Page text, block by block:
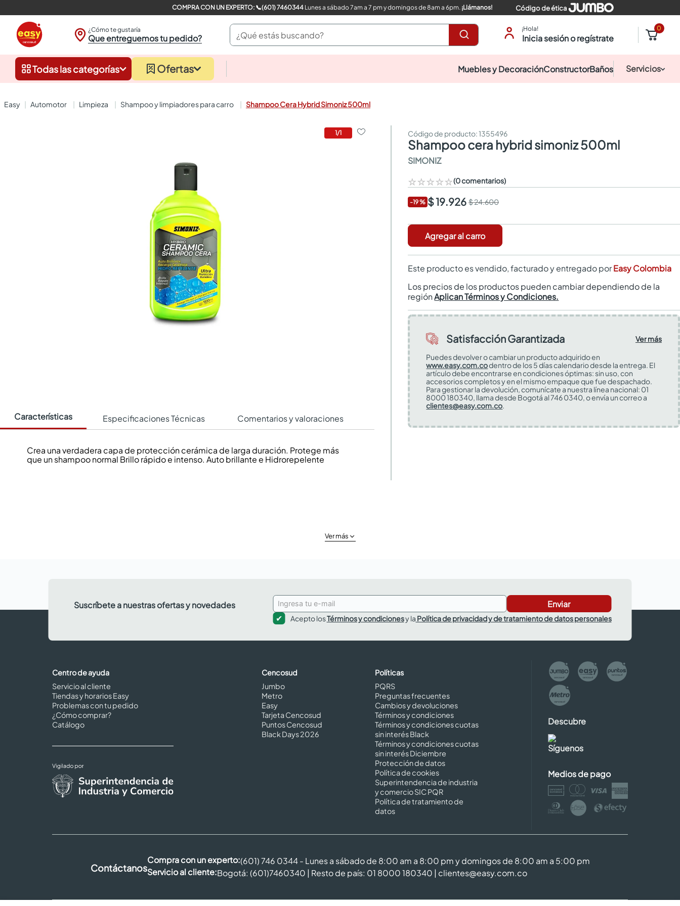
COMPRA CON UN EXPERTO: 📞(601) 7460344Lunes a sábado 7am a 7 pm y domingos de 8am a 6pm. ¡Llámanos! Código de ética
¿Cómo te gustaría
Que entreguemos tu pedido?
¿Qué estás buscando? ¡Hola!
Inicia sesión o regístrate
0
Todas las categorías Ofertas Muebles y DecoraciónConstructorBaños Servicios
automotor limpieza shampoo y limpiadores para carro Shampoo Cera Hybrid Simoniz 500ml
1/1
Características Especificaciones Técnicas Comentarios y valoraciones
Crea una verdadera capa de protección cerámica de larga duración. Protege más
que un shampoo normal Brillo rápido e intenso. Auto brillante e Hidrorepelente
:1355496
shampoo cera hybrid simoniz 500ml
SIMONIZ
☆☆☆☆☆(0 comentarios)
-19% $ 19.926 $ 24.600
Agregar al carro
Este producto es vendido, facturado y entregado porEasy Colombia
Los precios de los productos pueden cambiar dependiendo de la
regiónAplican Términos y Condiciones.
Satisfacción Garantizada
Ver más
Puedes devolver o cambiar un producto adquirido en
www.easy.com.codentro de los 5 días calendario desde la entrega. El
artículo debe encontrarse en condiciones óptimas: sin uso, con
accesorios completos y en el mismo empaque que fue despachado.
Para gestionar la devolución, comunícate a nuestra línea nacional: 01
8000 180340, llama desde Bogotá al 746 0340, o envía un correo a
clientes@easy.com.co.
Ver más
Suscríbete a nuestras ofertas y novedades Enviar
Acepto losTérminos y condicionesy la Política de privacidad y de tratamiento de datos personales
Centro de ayuda
Servicio al cliente
Tiendas y horarios Easy
Problemas con tu pedido
¿Cómo comprar?
Catálogo
Cencosud
Jumbo
Metro
Easy
Tarjeta Cencosud
Puntos Cencosud
Black Days 2026
Políticas
PQRS
Preguntas frecuentes
Cambios y devoluciones
Términos y condiciones
Términos y condiciones cuotas
sin interés Black
Términos y condiciones cuotas
sin interés Diciembre
Protección de datos
Política de cookies
Superintendencia de industria
y comercio SIC PQR
Política de tratamiento de
datos
Descubre
Síguenos
Medios de pago
Contáctanos
Compra con un experto:(601) 746 0344 - Lunes a sábado de 8:00 am a 8:00 pm y domingos de 8:00 am a 5:00 pm
Servicio al cliente:Bogotá: (601)7460340 | Resto de país: 01 8000 180340 | clientes@easy.com.co
closet
sanitarios